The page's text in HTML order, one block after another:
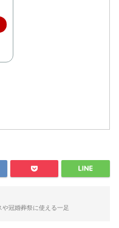
冠婚葬祭に使える一足